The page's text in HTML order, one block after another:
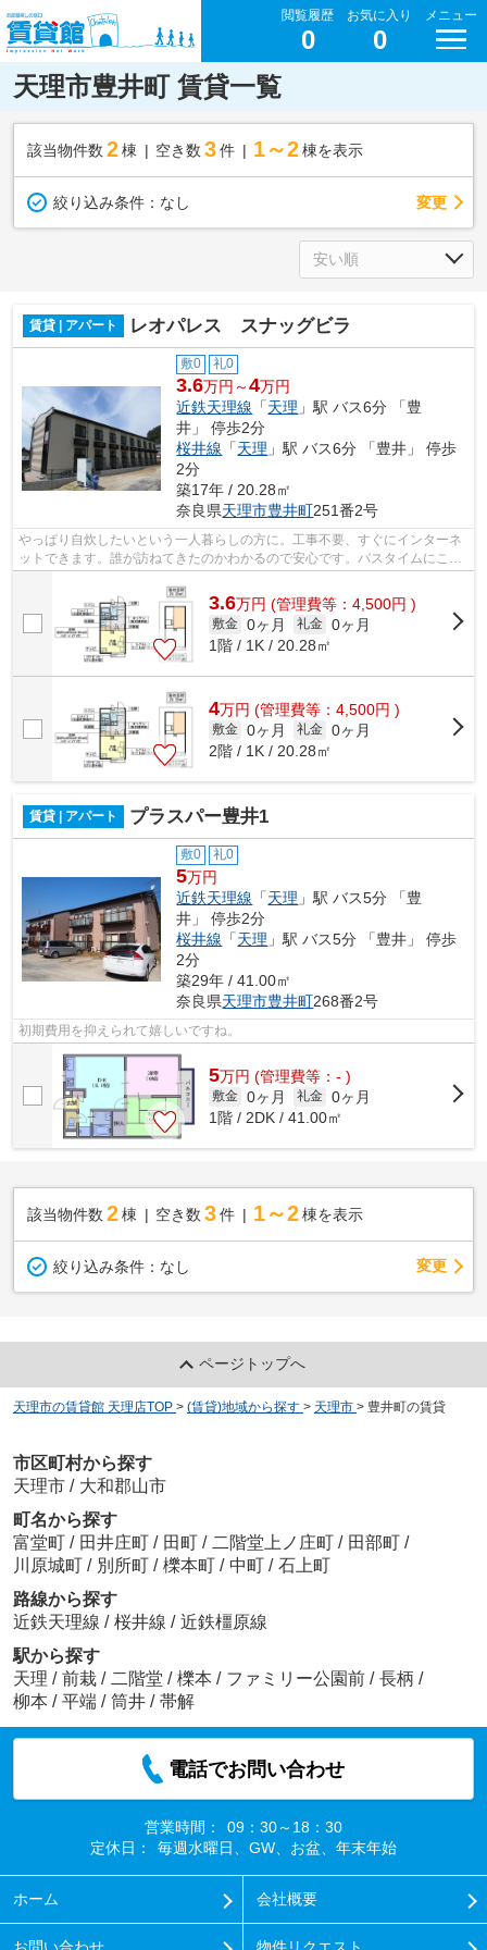
閲覧履歴
0
お気に入り
0
メニュー
天理市豊井町 賃貸一覧
該当物件数 2棟 空き数 3 件 1～2 棟を表示
絞り込み条件： なし 変更
賃貸 | アパート レオパレス スナッグビラ
敷0 礼0
3.6万円～4万円
近鉄天理線 「天理 」駅 バス6分 「豊
井」 停歩2分
桜井線 「天理 」駅 バス6分 「豊井」 停歩
2分
築17年 / 20.28㎡
奈良県天理市豊井町251番2号
やっぱり自炊したいという一人暮らしの方に。工事不要、すぐにインターネ
ットできます。誰が訪ねてきたのかわかるので安心です。バスタイムにこだ
3.6万円 (管理費等：4,500円 )
敷金 0ヶ月 礼金 0ヶ月
1階 / 1K / 20.28㎡
4万円 (管理費等：4,500円 )
敷金 0ヶ月 礼金 0ヶ月
2階 / 1K / 20.28㎡
賃貸 | アパート プラスパー豊井1
敷0 礼0
5万円
近鉄天理線 「天理 」駅 バス5分 「豊
井」 停歩2分
桜井線 「天理 」駅 バス5分 「豊井」 停歩
2分
築29年 / 41.00㎡
奈良県天理市豊井町268番2号
初期費用を抑えられて嬉しいですね。
5万円 (管理費等：- )
敷金 0ヶ月 礼金 0ヶ月
1階 / 2DK / 41.00㎡
該当物件数 2棟 空き数 3 件 1～2 棟を表示
絞り込み条件： なし 変更
ページトップへ
天理市の賃貸館 天理店TOP > (賃貸)地域から探す > 天理市 > 豊井町の賃貸
市区町村から探す
天理市 / 大和郡山市
町名から探す
富堂町 / 田井庄町 / 田町 / 二階堂上ノ庄町 / 田部町 /
川原城町 / 別所町 / 櫟本町 / 中町 / 石上町
路線から探す
近鉄天理線 / 桜井線 / 近鉄橿原線
駅から探す
天理 / 前栽 / 二階堂 / 櫟本 / ファミリー公園前 / 長柄 /
柳本 / 平端 / 筒井 / 帯解
電話でお問い合わせ
営業時間：
09：30～18：30
定休日：
毎週水曜日、GW、お盆、年末年始
ホーム 会社概要